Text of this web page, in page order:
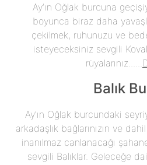
Ay’ın Oğlak burcuna
boyunca biraz daha
çekilmek, ruhunuzu ve
isteyeceksiniz sevgili
rüyalarınız......
Balık
Ay’ın Oğlak burcundaki
arkadaşlık bağlarınızın ve
inanılmaz canlanacağı
sevgili Balıklar. Geleceğe